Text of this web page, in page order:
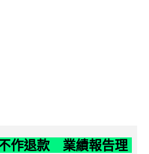
作退款 業績報告理